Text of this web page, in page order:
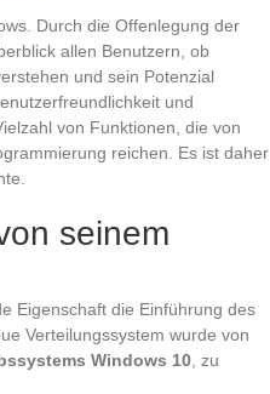
Durch die Offenlegung der
allen Benutzern, ob
und sein Potenzial
und
von Funktionen, die von
reichen. Es ist daher
seinem
Eigenschaft die Einführung des
Verteilungssystem wurde von
Windows 10 , zu